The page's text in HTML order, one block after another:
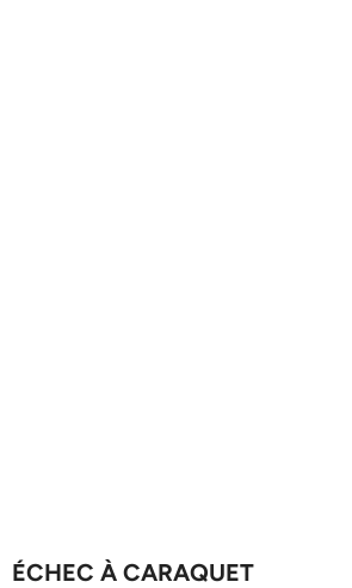
ÉCHEC À CARAQUET